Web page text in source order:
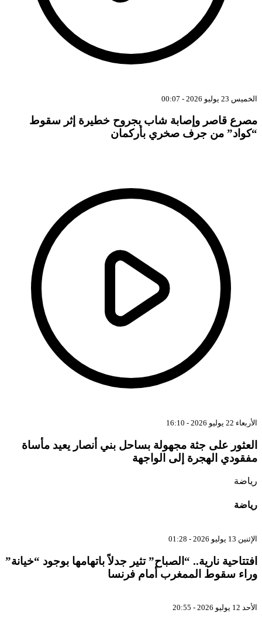
الخميس 23 يوليو 2026 - 00:07
مصرع قاصر وإصابة شاب بجروح خطيرة إثر سقوط
“كواد” من جرف صخري بأركمان
الأربعاء 22 يوليو 2026 - 16:10
العثور على جثة مجهولة بساحل بني أنصار يعيد مأساة
مفقودي الهجرة إلى الواجهة
رياضة
رياضة
الإثنين 13 يوليو 2026 - 01:28
افتتاحية نارية.. “الصباح” تثير جدلاً باتهامها بوجود “خيانة”
وراء سقوط الممغرب أمام فرنسا
الأحد 12 يوليو 2026 - 20:55